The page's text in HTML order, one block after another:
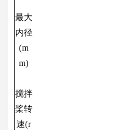
最大
内径
(m
m)
搅拌
桨转
速(r